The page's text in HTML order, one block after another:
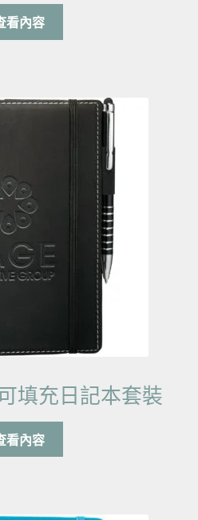
看內容
填充日記本套裝
看內容